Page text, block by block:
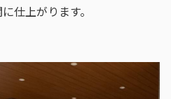
仕上がります。